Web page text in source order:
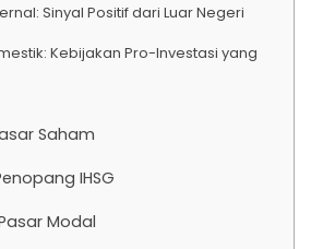
Sinyal Positif dari Luar Negeri
Kebijakan Pro-Investasi yang
Saham
IHSG
Modal